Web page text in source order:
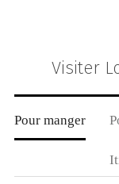
Visiter
Pour manger